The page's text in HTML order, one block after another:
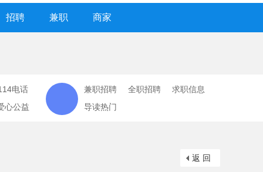
招聘 兼职 商家
电话
心公益
兼职招聘 全职招聘
求职信息
导读热门
返 回